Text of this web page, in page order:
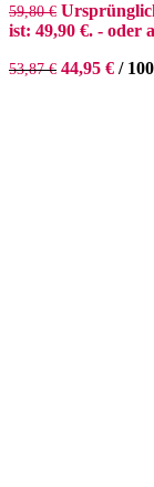
59,80€
ist: 49,90 €. - oder
53,87€ 44,95 € / 100